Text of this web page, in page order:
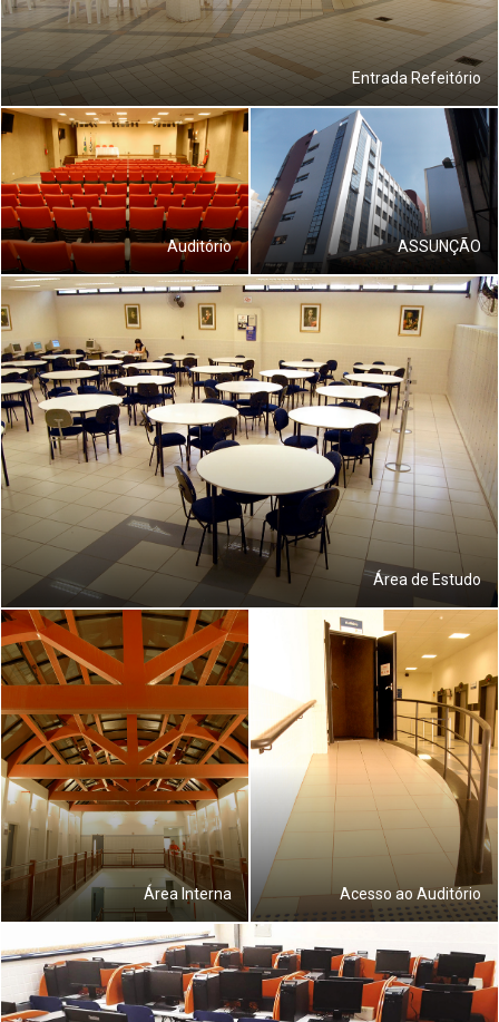
Entrada Refeitório
Auditório ASSUNÇÃO
Área de Estudo
Área Interna Acesso ao Auditório